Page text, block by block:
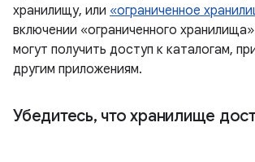
хранилищу, или «ограниченное
включении «ограниченного
могут получить доступ к каталогам,
другим приложениям.
Убедитесь, что хранилище